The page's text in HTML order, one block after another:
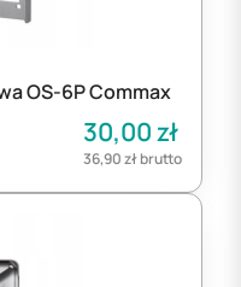
OS-6P Commax
30,00zł
36,90złbrutto